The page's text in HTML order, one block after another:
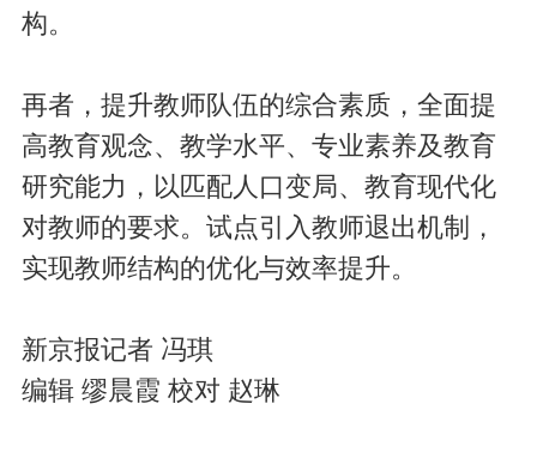
构。
再者，提升教师队伍的综合素质，全面提
高教育观念、教学水平、专业素养及教育
研究能力，以匹配人口变局、教育现代化
对教师的要求。试点引入教师退出机制，
实现教师结构的优化与效率提升。
新京报记者 冯琪
编辑 缪晨霞 校对 赵琳